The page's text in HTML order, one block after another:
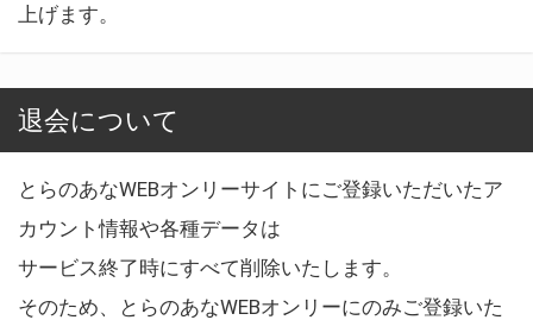
上げます。
退会について
とらのあなWEBオンリーサイトにご登録いただいたア
カウント情報や各種データは
サービス終了時にすべて削除いたします。
そのため、とらのあなWEBオンリーにのみご登録いた